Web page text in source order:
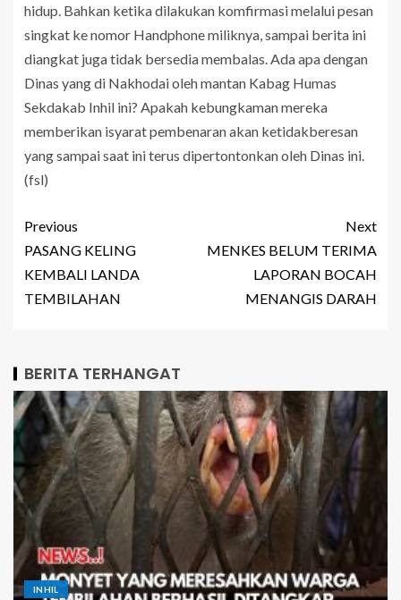
hidup. Bahkan ketika dilakukan komfirmasi melalui pesan
singkat ke nomor Handphone miliknya, sampai berita ini
diangkat juga tidak bersedia membalas. Ada apa dengan
Dinas yang di Nakhodai oleh mantan Kabag Humas
Sekdakab Inhil ini? Apakah kebungkaman mereka
memberikan isyarat pembenaran akan ketidakberesan
yang sampai saat ini terus dipertontonkan oleh Dinas ini.
(fsl)
Previous
PASANG KELING
KEMBALI LANDA
TEMBILAHAN
Next
MENKES BELUM TERIMA
LAPORAN BOCAH
MENANGIS DARAH
BERITA TERHANGAT
INHIL